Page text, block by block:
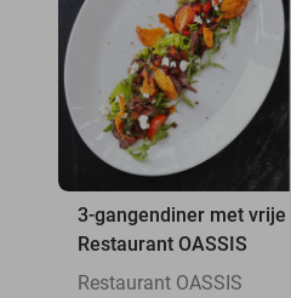
3-gangendiner met
Restaurant OASSIS
Restaurant OASSIS